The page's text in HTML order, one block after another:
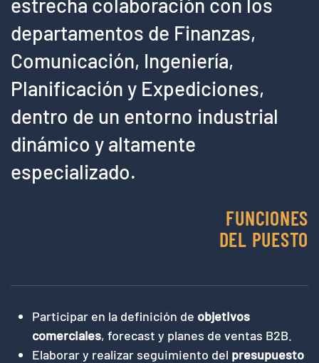
estrecha colaboración con los
departamentos de Finanzas,
Comunicación, Ingeniería,
Planificación y Expediciones,
dentro de un entorno industrial
dinámico y altamente
especializado.
FUNCIONES
DEL PUESTO
Participar en la definición de objetivos
comerciales, forecast y planes de ventas B2B.
Elaborar y realizar seguimiento del presupuesto